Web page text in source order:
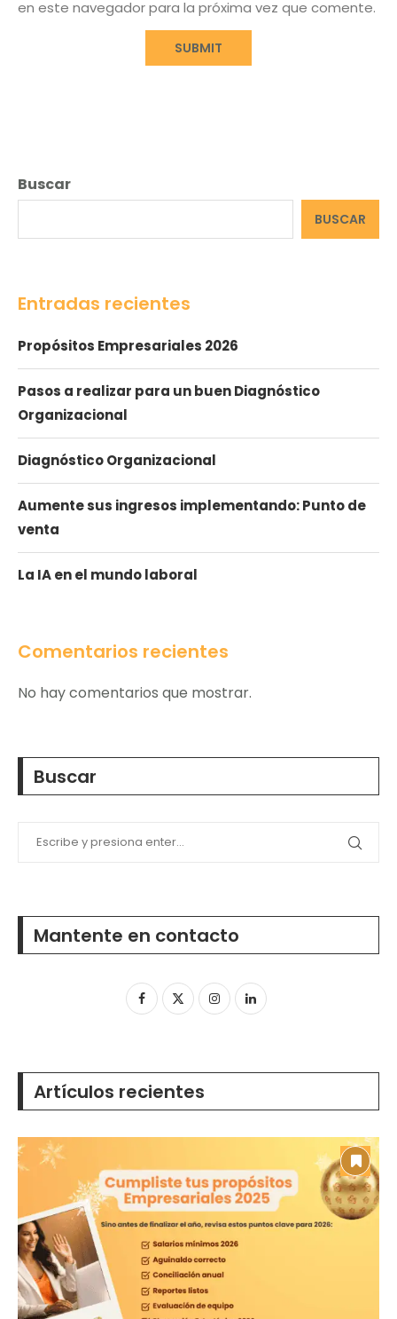
en este navegador para la próxima vez que comente.
Buscar
BUSCAR
Entradas recientes
Propósitos Empresariales 2026
Pasos a realizar para un buen Diagnóstico
Organizacional
Diagnóstico Organizacional
Aumente sus ingresos implementando: Punto de
venta
La IA en el mundo laboral
Comentarios recientes
No hay comentarios que mostrar.
Buscar
Mantente en contacto
Artículos recientes